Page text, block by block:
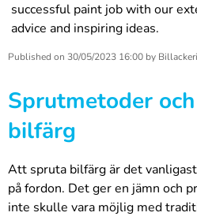
successful paint job with our
advice and inspiring ideas.
Published on 30/05/2023 16:00 by
Sprutmetoder
bilfärg
Att spruta bilfärg är det
på fordon. Det ger en jämn och
inte skulle vara möjlig med